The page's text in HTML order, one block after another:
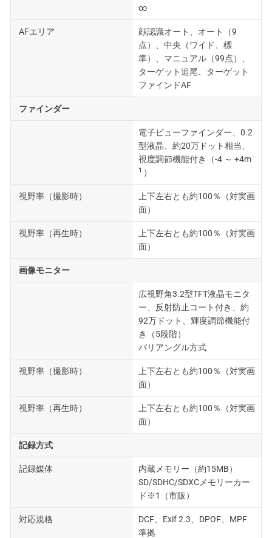
∞
AFエリア
顔認識オート、オート（9
点）、中央（ワイド、標
準）、マニュアル（99点）、
ターゲット追尾、ターゲット
ファインドAF
ファインダー
電子ビューファインダー、0.2
型液晶、約20万ドット相当、
視度調節機能付き（-4 ～ +4m-
1 ）
視野率（撮影時）
上下左右とも約100％（対実画
面）
視野率（再生時）
上下左右とも約100％（対実画
面）
画像モニター
広視野角3.2型TFT液晶モニタ
ー、反射防止コート付き、約
92万ドット、輝度調節機能付
き（5段階）
バリアングル方式
視野率（撮影時）
上下左右とも約100％（対実画
面）
視野率（再生時）
上下左右とも約100％（対実画
面）
記録方式
記録媒体
内蔵メモリー（約15MB）
SD/SDHC/SDXCメモリーカー
ド※1（市販）
対応規格
DCF、Exif 2.3、DPOF、MPF
準拠